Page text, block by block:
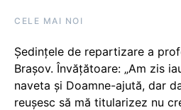
CELE MAI NOI
Ședințele de repartizare a
Brașov. Învățătoare: „Am zis
naveta și Doamne-ajută, dar
reușesc să mă titularizez nu